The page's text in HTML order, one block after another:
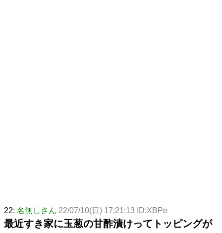
22: 名無しさん 22/07/10(日) 17:21:13 ID:XBPe
最近すき家に玉葱の甘酢漬けってトッピングが